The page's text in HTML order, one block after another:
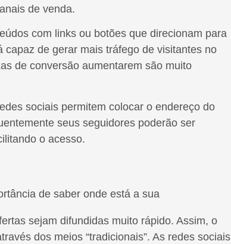
de venda.
com links ou botões que direcionam para
de gerar mais tráfego de visitantes no
de conversão aumentarem são muito
sociais permitem colocar o endereço do
seus seguidores poderão ser
o acesso.
sejam difundidas muito rápido. Assim, o
dos meios “tradicionais”. As redes sociais